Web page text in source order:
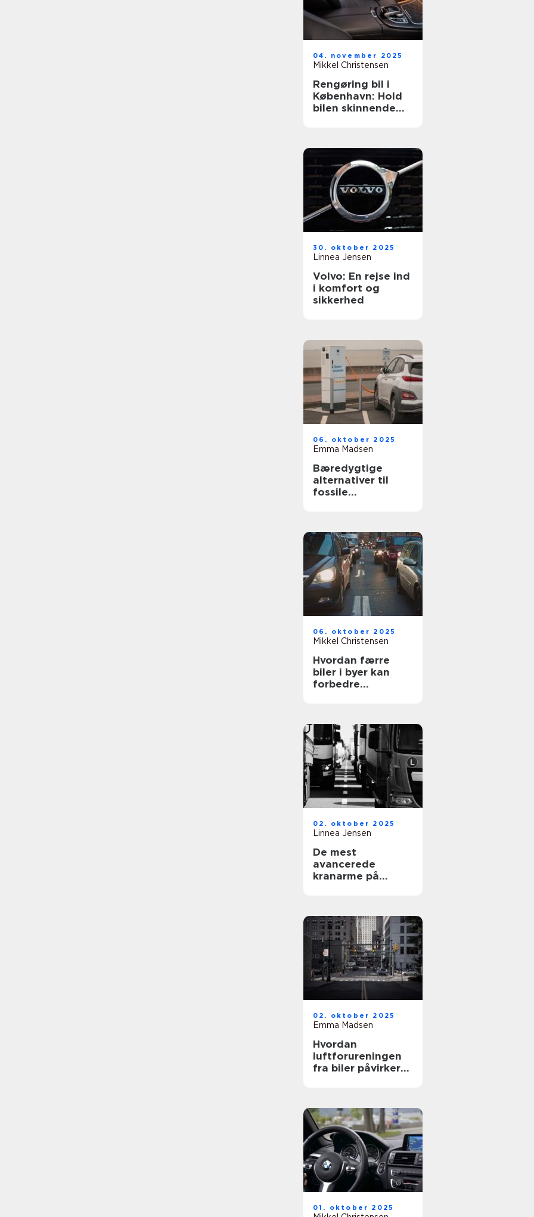
04. november 2025
Mikkel Christensen
Rengøring bil i
København: Hold
bilen skinnende
30. oktober 2025
Linnea Jensen
Volvo: En rejse ind
i komfort og
sikkerhed
06. oktober 2025
Emma Madsen
Bæredygtige
alternativer til
fossile
06. oktober 2025
Mikkel Christensen
Hvordan færre
biler i byer kan
forbedre
02. oktober 2025
Linnea Jensen
De mest
avancerede
kranarme på
02. oktober 2025
Emma Madsen
Hvordan
luftforureningen
fra biler påvirker
01. oktober 2025